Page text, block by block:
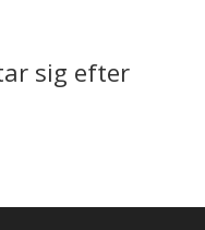
sig efter